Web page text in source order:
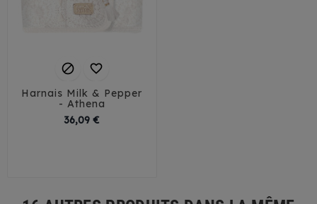
 
Harnais Milk & Pepper
- Athena
36,09 €